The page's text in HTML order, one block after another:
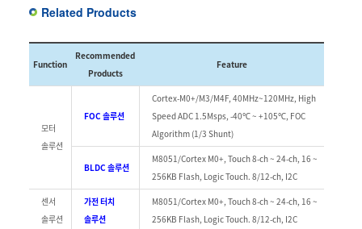
Related Products
Function
Recommended
Products
Feature
모터
솔루션
FOC 솔루션
Cortex-M0+/M3/M4F, 40MHz~120MHz, High
Speed ADC 1.5Msps, -40℃ ~ +105℃, FOC
Algorithm (1/3 Shunt)
BLDC 솔루션
M8051/Cortex M0+, Touch 8-ch ~ 24-ch, 16 ~
256KB Flash, Logic Touch. 8/12-ch, I2C
센서
솔루션
가전 터치
솔루션
M8051/Cortex M0+, Touch 8-ch ~ 24-ch, 16 ~
256KB Flash, Logic Touch. 8/12-ch, I2C